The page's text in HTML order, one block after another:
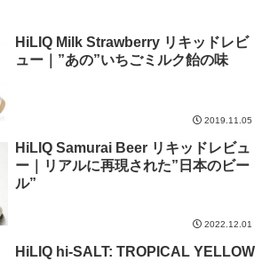
HiLIQ Milk Strawberry リキッドレビ
ュー｜”あの”いちごミルク飴の味
2019.11.05
HiLIQ Samurai Beer リキッドレビュ
ー｜リアルに再現された”日本のビー
ル”
2022.12.01
HiLIQ hi-SALT: TROPICAL YELLOW